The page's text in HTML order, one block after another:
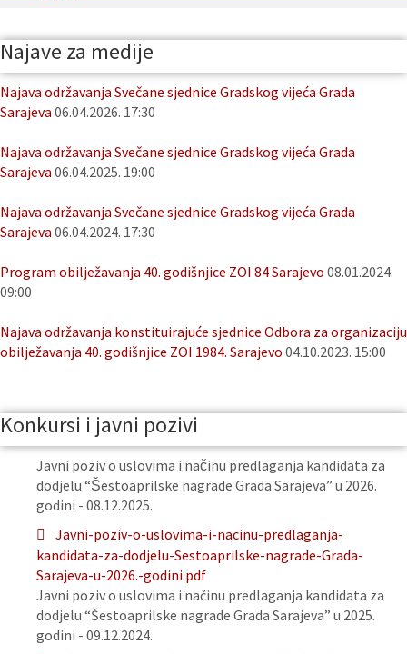
Najave za medije
Najava održavanja Svečane sjednice Gradskog vijeća Grada
Sarajeva 06.04.2026. 17:30
Najava održavanja Svečane sjednice Gradskog vijeća Grada
Sarajeva 06.04.2025. 19:00
Najava održavanja Svečane sjednice Gradskog vijeća Grada
Sarajeva 06.04.2024. 17:30
Program obilježavanja 40. godišnjice ZOI 84 Sarajevo 08.01.2024.
09:00
Najava održavanja konstituirajuće sjednice Odbora za organizaciju
obilježavanja 40. godišnjice ZOI 1984. Sarajevo 04.10.2023. 15:00
Konkursi i javni pozivi
Javni poziv o uslovima i načinu predlaganja kandidata za
dodjelu “Šestoaprilske nagrade Grada Sarajeva” u 2026.
godini - 08.12.2025.
Javni-poziv-o-uslovima-i-nacinu-predlaganja-
kandidata-za-dodjelu-Sestoaprilske-nagrade-Grada-
Sarajeva-u-2026.-godini.pdf
Javni poziv o uslovima i načinu predlaganja kandidata za
dodjelu “Šestoaprilske nagrade Grada Sarajeva” u 2025.
godini - 09.12.2024.